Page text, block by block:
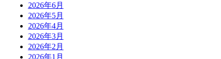
2026年6月
2026年5月
2026年4月
2026年3月
2026年2月
2026年1月